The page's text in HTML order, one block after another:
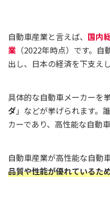
自動車産業と言えば、 国内
業 （2022年時点）です。
出し、日本の経済を下支え
具体的な自動車メーカーを
ダ」などが挙げられます。
カーであり、高性能な自動
自動車産業が高性能な自動
品質や性能が優れているた